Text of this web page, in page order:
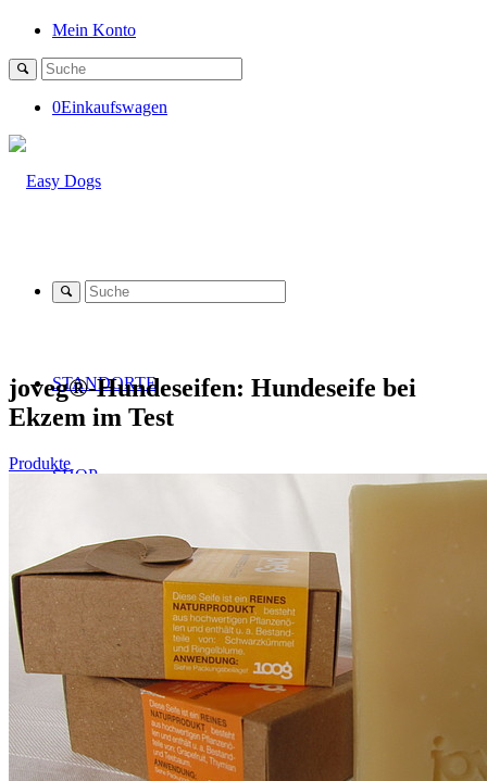
Mein Konto
0Einkaufswagen
STANDORTE
SHOP
BLOG
TERMINE
ÜBER UNS
joveg®-Hundeseifen: Hundeseife bei
Ekzem im Test
Produkte